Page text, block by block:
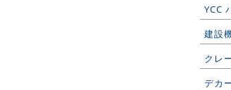
YCC
建設
クレ
デカ